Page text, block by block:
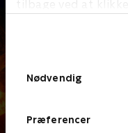
tilbage ved at
Nødvendig
Præferencer